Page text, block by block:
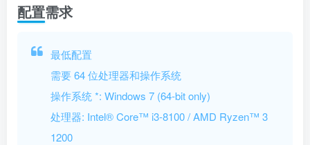
配置需求
最低配置
需要 64 位处理器和操作系统
操作系统 *: Windows 7 (64-bit only)
处理器: Intel® Core™ i3-8100 / AMD Ryzen™ 3
1200